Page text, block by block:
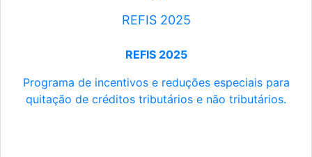
REFIS 2025
REFIS 2025
Programa de incentivos e reduções especiais para
quitação de créditos tributários e não tributários.